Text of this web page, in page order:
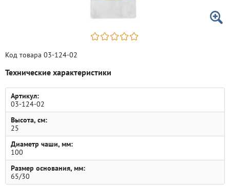
Код товара 03-124-02
Технические характеристики
Артикул:
03-124-02
Высота, см:
25
Диаметр чаши, мм:
100
Размер основания, мм:
65/30